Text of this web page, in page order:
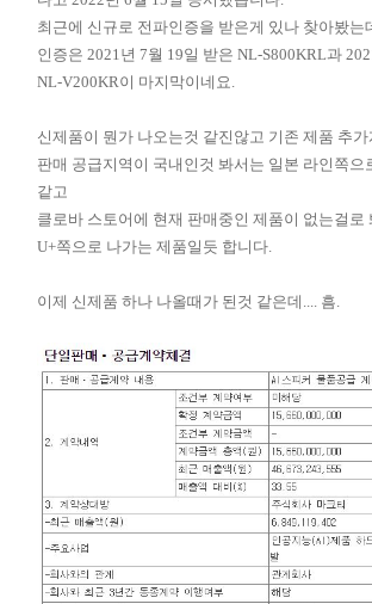
최근에 신규로 전파인증을 받은게 있나 찾아봤는
인증은 2021년 7월 19일 받은 NL-S800KRL과
NL-V200KR이 마지막이네요.
신제품이 뭔가 나오는것 같진않고 기존 제품 추
판매 공급지역이 국내인것 봐서는 일본 라인쪽으
같고
클로바 스토어에 현재 판매중인 제품이 없는걸로
U+쪽으로 나가는 제품일듯 합니다.
이제 신제품 하나 나올때가 된것 같은데.... 흠.